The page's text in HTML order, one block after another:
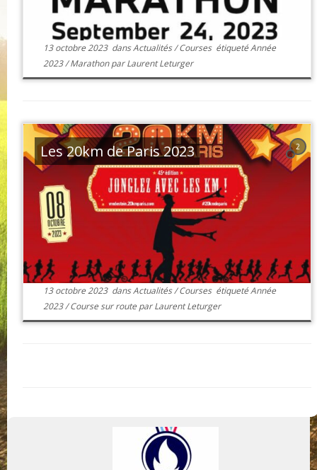
13 octobre 2023dansActualités/Courses étiquetéAnnée
2023/MarathonparLaurent Leturger
2
Les 20km de Paris 2023
13 octobre 2023dansActualités/Courses étiquetéAnnée
2023/Course sur route parLaurent Leturger